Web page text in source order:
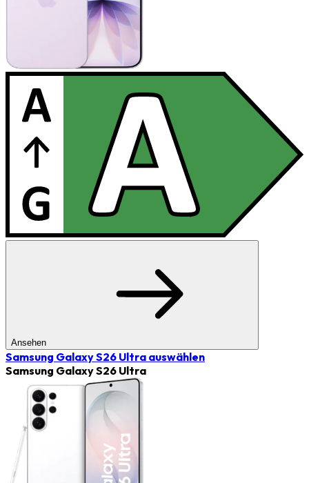
Ansehen
Samsung Galaxy S26 Ultra auswählen
Samsung Galaxy S26 Ultra